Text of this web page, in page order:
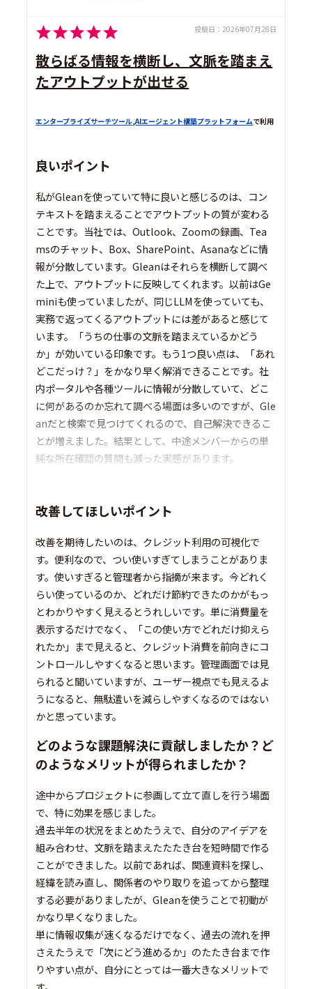
投稿日： 2026年07月28日
散らばる情報を横断し、文脈を踏まえ
たアウトプットが出せる
エンタープライズサーチツール,AIエージェント構築プラットフォームで利用
良いポイント
私がGleanを使っていて特に良いと感じるのは、コン
テキストを踏まえることでアウトプットの質が変わる
ことです。当社では、Outlook、Zoomの録画、Tea
msのチャット、Box、SharePoint、Asanaなどに情
報が分散しています。Gleanはそれらを横断して調べ
た上で、アウトプットに反映してくれます。以前はGe
miniも使っていましたが、同じLLMを使っていても、
実務で返ってくるアウトプットには差があると感じて
います。「うちの仕事の文脈を踏まえているかどう
か」が効いている印象です。もう1つ良い点は、「あれ
どこだっけ？」をかなり早く解消できることです。社
内ポータルや各種ツールに情報が分散していて、どこ
に何があるのか忘れて調べる場面は多いのですが、Gle
anだと検索で見つけてくれるので、自己解決できるこ
とが増えました。結果として、中途メンバーからの単
純な所在確認の質問も減った実感があります。
改善してほしいポイント
改善を期待したいのは、クレジット利用の可視化で
す。便利なので、つい使いすぎてしまうことがありま
す。使いすぎると管理者から指摘が来ます。今どれく
らい使っているのか、どれだけ節約できたのかがもっ
とわかりやすく見えるとうれしいです。単に消費量を
表示するだけでなく、「この使い方でどれだけ抑えら
れたか」まで見えると、クレジット消費を前向きにコ
ントロールしやすくなると思います。管理画面では見
られると聞いていますが、ユーザー視点でも見えるよ
うになると、無駄遣いを減らしやすくなるのではない
かと思っています。
どのような課題解決に貢献しましたか？ど
のようなメリットが得られましたか？
途中からプロジェクトに参画して立て直しを行う場面
で、特に効果を感じました。
過去半年の状況をまとめたうえで、自分のアイデアを
組み合わせ、文脈を踏まえたたたき台を短時間で作る
ことができました。以前であれば、関連資料を探し、
経緯を読み直し、関係者のやり取りを追ってから整理
する必要がありましたが、Gleanを使うことで初動が
かなり早くなりました。
単に情報収集が速くなるだけでなく、過去の流れを押
さえたうえで「次にどう進めるか」のたたき台まで作
りやすい点が、自分にとっては一番大きなメリットで